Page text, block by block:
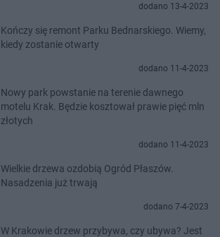
dodano 13-4-2023
Kończy się remont Parku Bednarskiego. Wiemy,
kiedy zostanie otwarty
dodano 11-4-2023
Nowy park powstanie na terenie dawnego
motelu Krak. Będzie kosztował prawie pięć mln
złotych
dodano 11-4-2023
Wielkie drzewa ozdobią Ogród Płaszów.
Nasadzenia już trwają
dodano 7-4-2023
W Krakowie drzew przybywa, czy ubywa? Jest